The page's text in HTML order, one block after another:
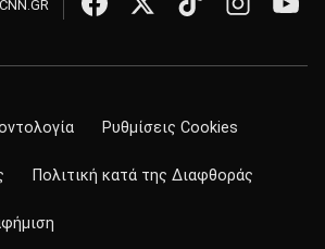
Ρυθμίσεις Cookies
Πολιτική κατά της Διαφθοράς